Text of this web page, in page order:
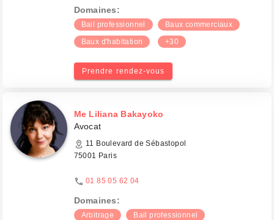
Domaines:
Bail professionnel
Baux commerciaux
Baux d'habitation
+30
Prendre rendez-vous
Me Liliana Bakayoko
Avocat
11 Boulevard de Sébastopol
75001 Paris
01 85 05 62 04
Domaines:
Arbitrage
Bail professionnel